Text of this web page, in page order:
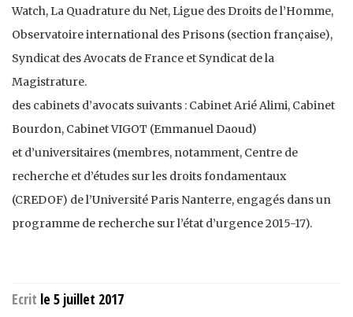
Watch, La Quadrature du Net, Ligue des Droits de l’Homme,
Observatoire international des Prisons (section française),
Syndicat des Avocats de France et Syndicat de la
Magistrature.
des cabinets d’avocats suivants : Cabinet Arié Alimi, Cabinet
Bourdon, Cabinet VIGOT (Emmanuel Daoud)
et d’universitaires (membres, notamment, Centre de
recherche et d’études sur les droits fondamentaux
(CREDOF) de l’Université Paris Nanterre, engagés dans un
programme de recherche sur l’état d’urgence 2015-17).
Ecrit le 5 juillet 2017